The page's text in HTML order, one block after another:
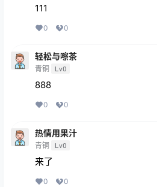
111
0 0
轻松与嚓茶
青铜 Lv0
888
0 0
热情用果汁
青铜 Lv0
来了
0 0